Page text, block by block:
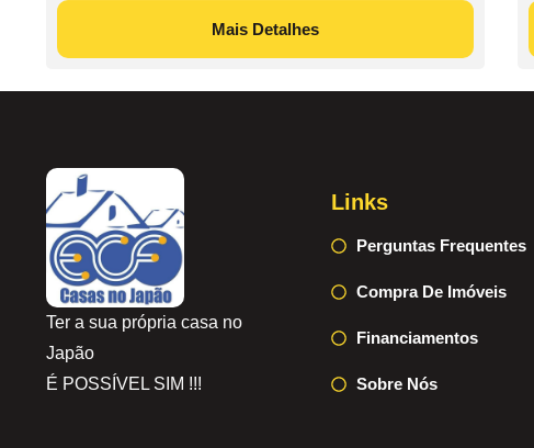
Mais Detalhes
Ter a sua própria casa no
Japão
É POSSÍVEL SIM !!!
Links
Perguntas Frequentes
Compra De Imóveis
Financiamentos
Sobre Nós